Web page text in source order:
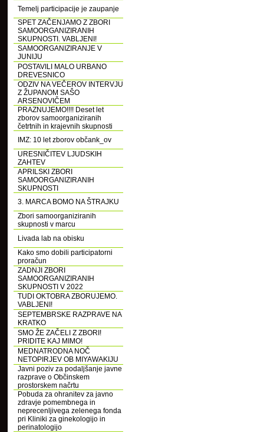
Temelj participacije je zaupanje
SPET ZAČENJAMO Z ZBORI
SAMOORGANIZIRANIH
SKUPNOSTI. VABLJENI!
SAMOORGANIZIRANJE V
JUNIJU
POSTAVILI MALO URBANO
DREVESNICO
ODZIV NA VEČEROV INTERVJU
Z ŽUPANOM SAŠO
ARSENOVIČEM
PRAZNUJEMO!!!! Deset let
zborov samoorganiziranih
četrtnih in krajevnih skupnosti
IMZ: 10 let zborov občank_ov
URESNIČITEV LJUDSKIH
ZAHTEV
APRILSKI ZBORI
SAMOORGANIZIRANIH
SKUPNOSTI
3. MARCA BOMO NA ŠTRAJKU
Zbori samoorganiziranih
skupnosti v marcu
Livada lab na obisku
Kako smo dobili participatorni
proračun
ZADNJI ZBORI
SAMOORGANIZIRANIH
SKUPNOSTI V 2022
TUDI OKTOBRA ZBORUJEMO.
VABLJENI!
SEPTEMBRSKE RAZPRAVE NA
KRATKO
SMO ŽE ZAČELI Z ZBORI!
PRIDITE KAJ MIMO!
MEDNATRODNA NOČ
NETOPIRJEV OB MIYAWAKIJU
Javni poziv za podaljšanje javne
razprave o Občinskem
prostorskem načrtu
Pobuda za ohranitev za javno
zdravje pomembnega in
neprecenljivega zelenega fonda
pri Kliniki za ginekologijo in
perinatologijo